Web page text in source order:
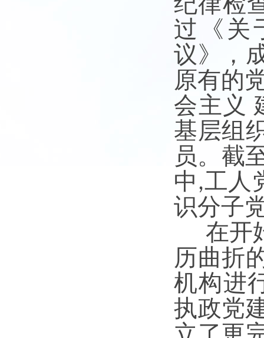
过《关
议》，
原有的
会主义
基层组
员。截
中 ,工人
识分子
在开
历曲折
机构进
执政党